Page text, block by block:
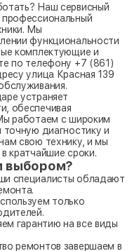
Наш сервисный
Мы
функциональности
комплектующие и
по телефону +7 (861)
улица Красная 139
устраняет
обеспечивая
работаем с широким
точную диагностику и
свою технику, и мы
кратчайшие сроки.
выбором?
специалисты обладают
только
гарантию на все виды
ремонтов завершаем в